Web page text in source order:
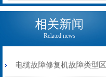
相关新闻
Related news
电缆故障修复机故障类型区